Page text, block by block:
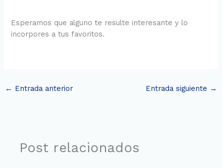
Esperamos que alguno te resulte interesante y lo
incorpores a tus favoritos.
← Entrada anterior Entrada siguiente →
Post relacionados